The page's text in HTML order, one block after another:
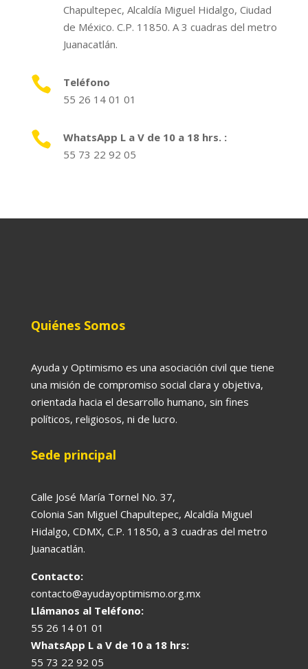
Chapultepec, Alcaldía Miguel Hidalgo, Ciudad
de México. C.P. 11850. A 3 cuadras del metro
Juanacatlán.

Teléfono
55 26 14 01 01

WhatsApp L a V de 10 a 18 hrs. :
55 73 22 92 05
Quiénes Somos
Ayuda y Optimismo es una asociación civil que tiene
una misión de compromiso social clara y objetiva,
orientada hacia el desarrollo humano, sin fines
políticos, religiosos, ni de lucro.
Sede principal
Calle José María Tornel No. 37,
Colonia San Miguel Chapultepec, Alcaldía Miguel
Hidalgo, CDMX, C.P. 11850, a 3 cuadras del metro
Juanacatlán.
Contacto:
contacto@ayudayoptimismo.org.mx
Llámanos al Teléfono:
55 26 14 01 01
WhatsApp L a V de 10 a 18 hrs:
55 73 22 92 05